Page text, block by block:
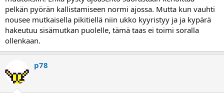
pelkän pyörän kallistamiseen normi ajossa. Mutta kun vauhti
nousee mutkaisella pikitiellä niin ukko kyyristyy ja ja kypärä
hakeutuu sisämutkan puolelle, tämä taas ei toimi soralla
ollenkaan.
p78